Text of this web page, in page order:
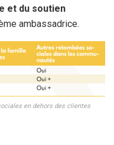
et du soutien
ambassadrice.
en dehors des clientes